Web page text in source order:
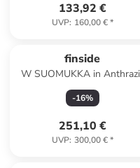
133,92 €
UVP: 160,00 €*
finside
W SUOMUKKA in
-16%
251,10 €
UVP: 300,00 €*